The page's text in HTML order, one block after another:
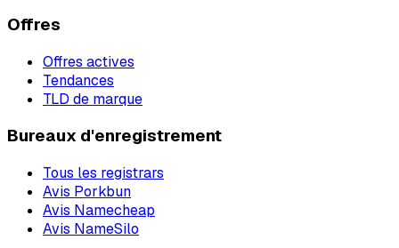
Offres
Offres actives
Tendances
TLD de marque
Bureaux d'enregistrement
Tous les registrars
Avis Porkbun
Avis Namecheap
Avis NameSilo